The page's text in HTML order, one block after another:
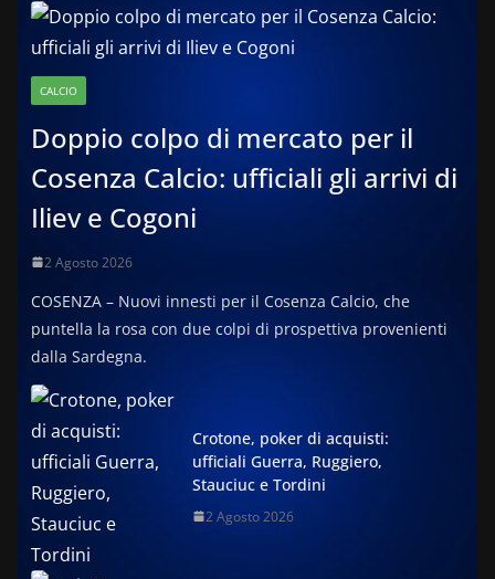
CALCIO
Doppio colpo di mercato per il
Cosenza Calcio: ufficiali gli arrivi di
Iliev e Cogoni
2 Agosto 2026
COSENZA – Nuovi innesti per il Cosenza Calcio, che
puntella la rosa con due colpi di prospettiva provenienti
dalla Sardegna.
Crotone, poker di acquisti:
ufficiali Guerra, Ruggiero,
Stauciuc e Tordini
2 Agosto 2026